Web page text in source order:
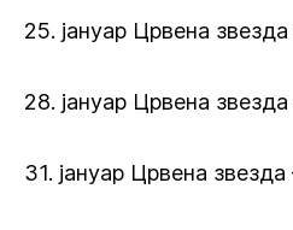
25. јануар Црвена
28. јануар Црвена
31. јануар Црвена